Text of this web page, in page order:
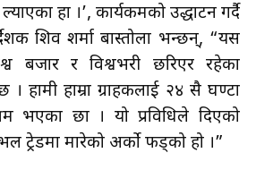
हौँ ।’, कार्यकमको उद्धाटन गर्दै
शिव शर्मा बास्तोला भन्छन्, “यस
बजार र विश्वभरी छरिएर रहेका
हामी हाम्रा ग्राहकलाई २४ सै घण्टा
भएका छौँ । यो प्रविधिले दिएको
ट्रेडमा मारेको अर्को फड्को हो ।”